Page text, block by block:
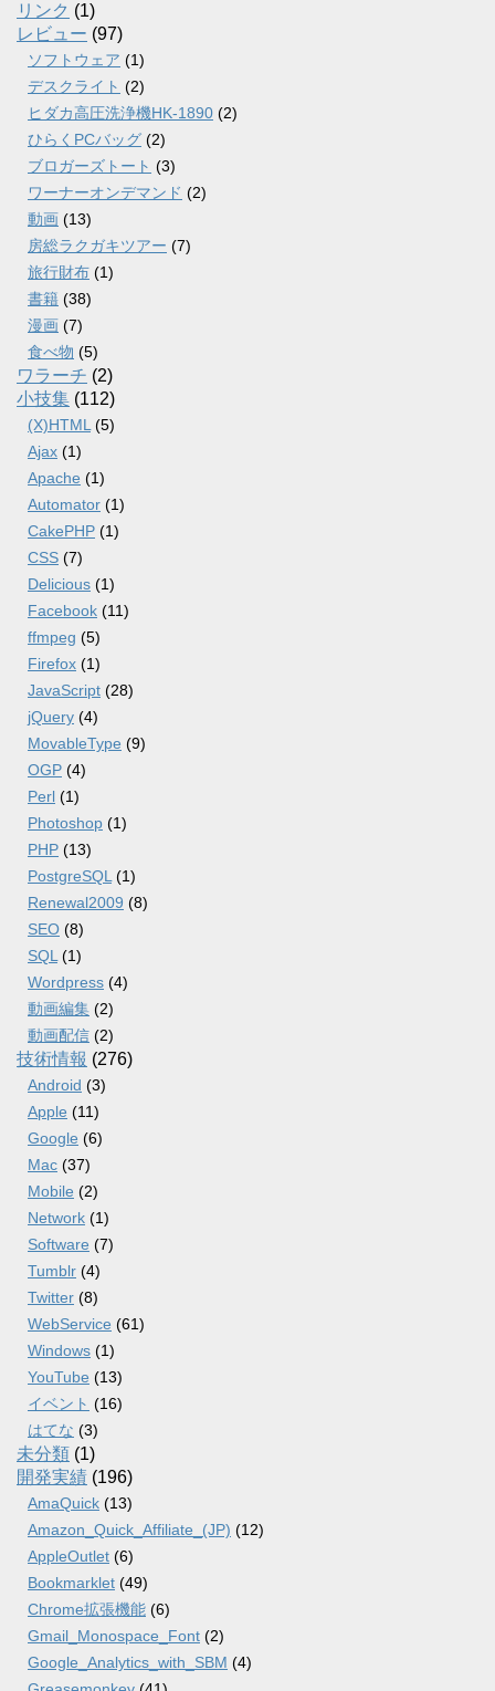
リンク (1)
レビュー (97)
ソフトウェア (1)
デスクライト (2)
ヒダカ高圧洗浄機HK-1890 (2)
ひらくPCバッグ (2)
ブロガーズトート (3)
ワーナーオンデマンド (2)
動画 (13)
房総ラクガキツアー (7)
旅行財布 (1)
書籍 (38)
漫画 (7)
食べ物 (5)
ワラーチ (2)
小技集 (112)
(X)HTML (5)
Ajax (1)
Apache (1)
Automator (1)
CakePHP (1)
CSS (7)
Delicious (1)
Facebook (11)
ffmpeg (5)
Firefox (1)
JavaScript (28)
jQuery (4)
MovableType (9)
OGP (4)
Perl (1)
Photoshop (1)
PHP (13)
PostgreSQL (1)
Renewal2009 (8)
SEO (8)
SQL (1)
Wordpress (4)
動画編集 (2)
動画配信 (2)
技術情報 (276)
Android (3)
Apple (11)
Google (6)
Mac (37)
Mobile (2)
Network (1)
Software (7)
Tumblr (4)
Twitter (8)
WebService (61)
Windows (1)
YouTube (13)
イベント (16)
はてな (3)
未分類 (1)
開発実績 (196)
AmaQuick (13)
Amazon_Quick_Affiliate_(JP) (12)
AppleOutlet (6)
Bookmarklet (49)
Chrome拡張機能 (6)
Gmail_Monospace_Font (2)
Google_Analytics_with_SBM (4)